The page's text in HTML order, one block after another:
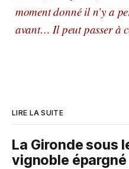
moment donné il n’y a
avant… Il peut passer à
LIRE LA SUITE
La Gironde sous
vignoble épargné